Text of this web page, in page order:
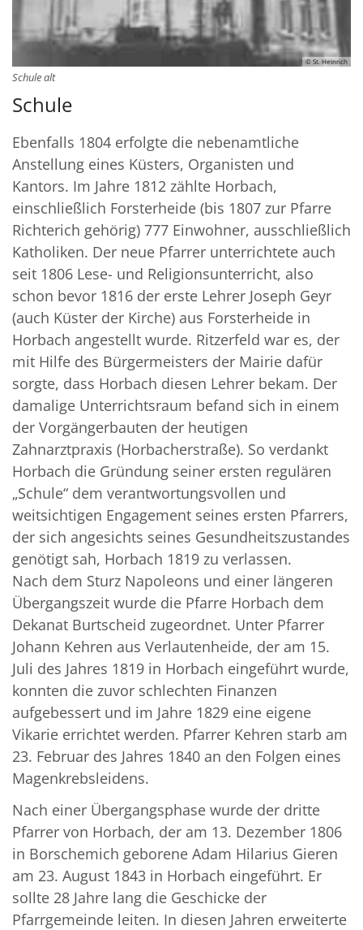
© St. Heinrich
Schule alt
Schule
Ebenfalls 1804 erfolgte die nebenamtliche
Anstellung eines Küsters, Organisten und
Kantors. Im Jahre 1812 zählte Horbach,
einschließlich Forsterheide (bis 1807 zur Pfarre
Richterich gehörig) 777 Einwohner, ausschließlich
Katholiken. Der neue Pfarrer unterrichtete auch
seit 1806 Lese- und Religionsunterricht, also
schon bevor 1816 der erste Lehrer Joseph Geyr
(auch Küster der Kirche) aus Forsterheide in
Horbach angestellt wurde. Ritzerfeld war es, der
mit Hilfe des Bürgermeisters der Mairie dafür
sorgte, dass Horbach diesen Lehrer bekam. Der
damalige Unterrichtsraum befand sich in einem
der Vorgängerbauten der heutigen
Zahnarztpraxis (Horbacherstraße). So verdankt
Horbach die Gründung seiner ersten regulären
„Schule“ dem verantwortungsvollen und
weitsichtigen Engagement seines ersten Pfarrers,
der sich angesichts seines Gesundheitszustandes
genötigt sah, Horbach 1819 zu verlassen.
Nach dem Sturz Napoleons und einer längeren
Übergangszeit wurde die Pfarre Horbach dem
Dekanat Burtscheid zugeordnet. Unter Pfarrer
Johann Kehren aus Verlautenheide, der am 15.
Juli des Jahres 1819 in Horbach eingeführt wurde,
konnten die zuvor schlechten Finanzen
aufgebessert und im Jahre 1829 eine eigene
Vikarie errichtet werden. Pfarrer Kehren starb am
23. Februar des Jahres 1840 an den Folgen eines
Magenkrebsleidens.
Nach einer Übergangsphase wurde der dritte
Pfarrer von Horbach, der am 13. Dezember 1806
in Borschemich geborene Adam Hilarius Gieren
am 23. August 1843 in Horbach eingeführt. Er
sollte 28 Jahre lang die Geschicke der
Pfarrgemeinde leiten. In diesen Jahren erweiterte